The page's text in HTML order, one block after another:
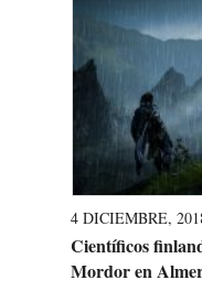
4 DICIEMBRE,
Científicos
Mordor en